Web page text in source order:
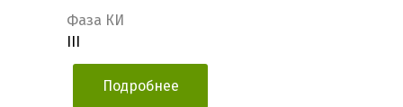
Фаза КИ
Подробнее